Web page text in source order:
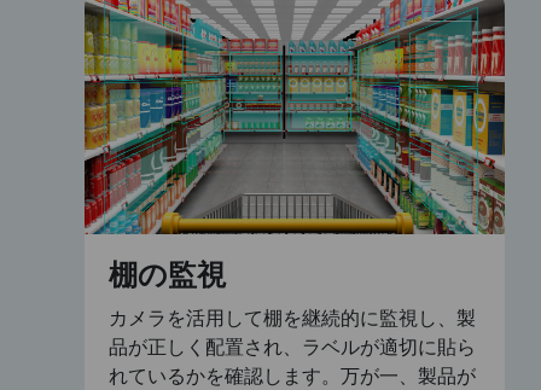
棚の監視
カメラを活用して棚を継続的に監視し、製
品が正しく配置され、ラベルが適切に貼ら
れているかを確認します。万が一、製品が